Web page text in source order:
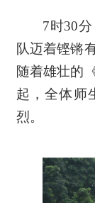
7时30
队迈着铿锵
随着雄壮的
起，全体师
烈。